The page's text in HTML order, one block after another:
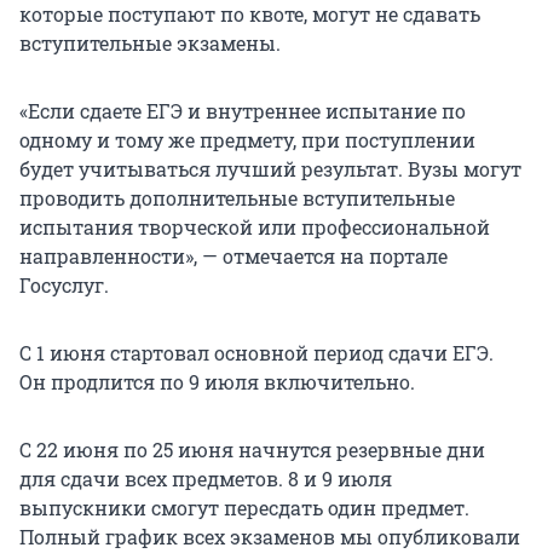
которые поступают по квоте, могут не сдавать
вступительные экзамены.
«Если сдаете ЕГЭ и внутреннее испытание по
одному и тому же предмету, при поступлении
будет учитываться лучший результат. Вузы могут
проводить дополнительные вступительные
испытания творческой или профессиональной
направленности», — отмечается на портале
Госуслуг.
С 1 июня стартовал основной период сдачи ЕГЭ.
Он продлится по 9 июля включительно.
С 22 июня по 25 июня начнутся резервные дни
для сдачи всех предметов. 8 и 9 июля
выпускники смогут пересдать один предмет.
Полный график всех экзаменов мы опубликовали